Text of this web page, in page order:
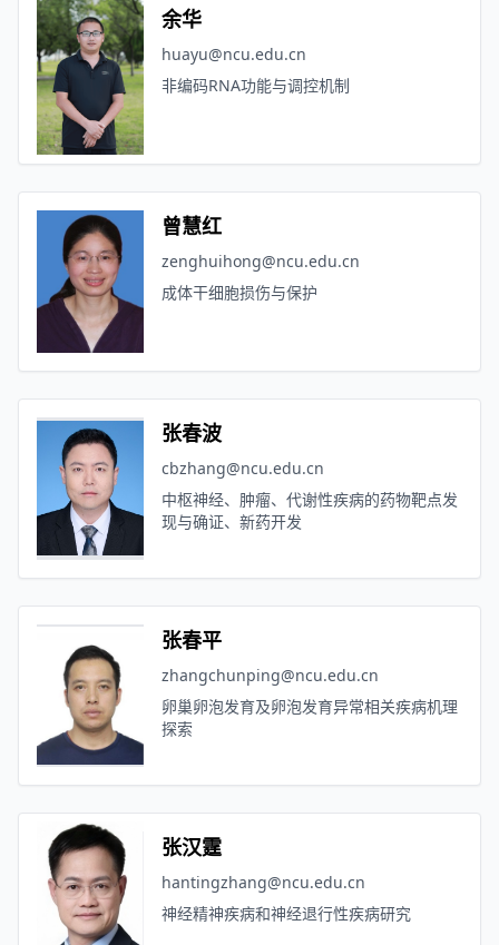
余华
huayu@ncu.edu.cn
非编码RNA功能与调控机制
曾慧红
zenghuihong@ncu.edu.cn
成体干细胞损伤与保护
张春波
cbzhang@ncu.edu.cn
中枢神经、肿瘤、代谢性疾病的药物靶点发
现与确证、新药开发
张春平
zhangchunping@ncu.edu.cn
卵巢卵泡发育及卵泡发育异常相关疾病机理
探索
张汉霆
hantingzhang@ncu.edu.cn
神经精神疾病和神经退行性疾病研究